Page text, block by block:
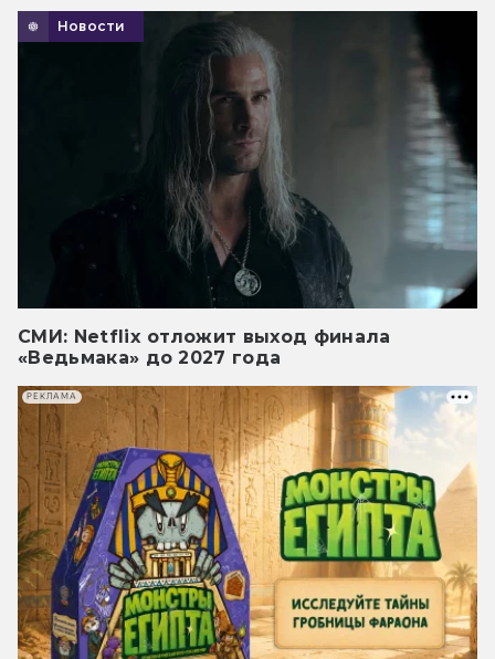
Новости
СМИ: Netflix отложит выход финала
«Ведьмака» до 2027 года
РЕКЛАМА